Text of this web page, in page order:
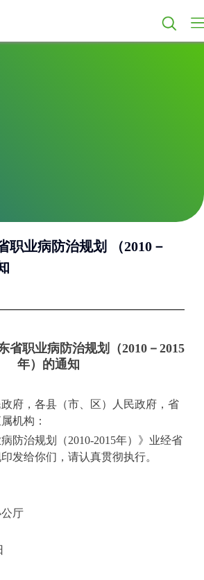
职业病防治规划 （2010－
省职业病防治规划 （2010 － 2015
年）的通知
府，各县（市、区）人民政府，省
机构：
防治规划（2010-2015年）》业经省
发给你们，请认真贯彻执行。
厅